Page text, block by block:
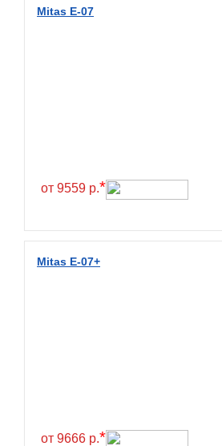
Mitas E-07
от 9559 р.*
Mitas E-07+
от 9666 р.*